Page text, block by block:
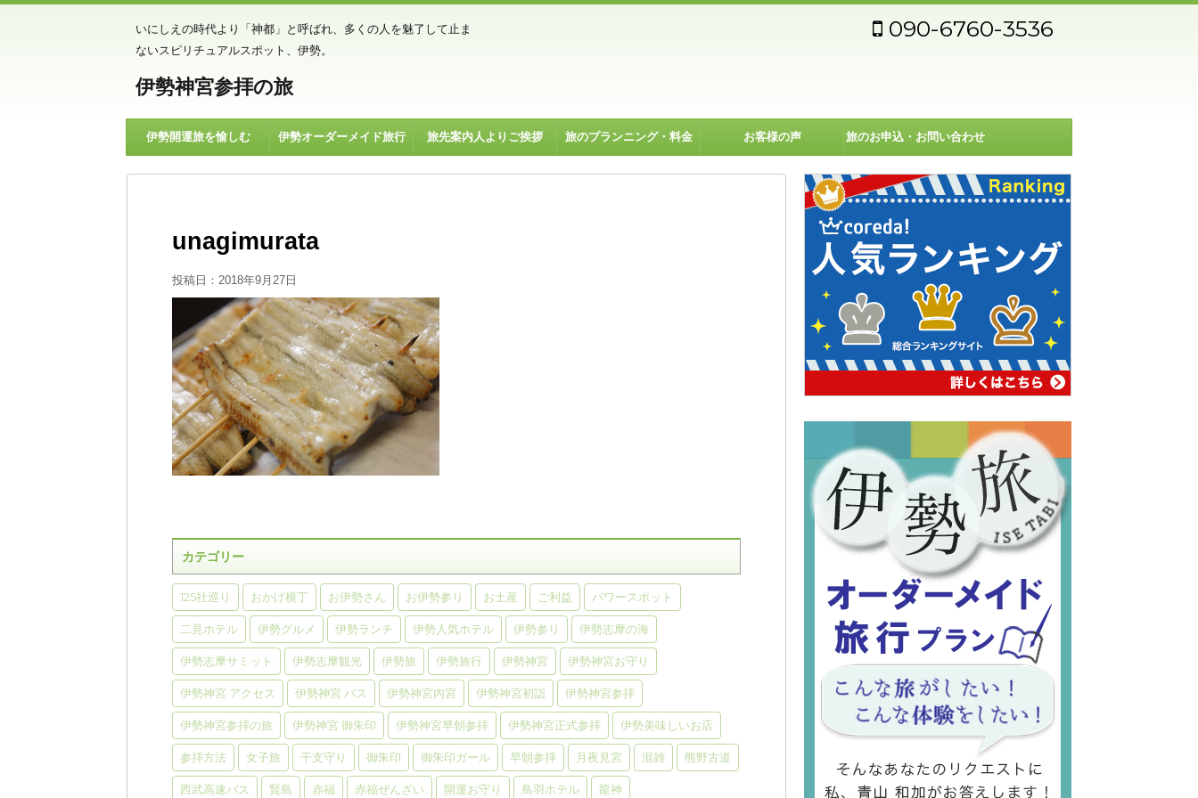
いにしえの時代より「神都」と呼ばれ、多くの人を魅了して止ま
ないスピリチュアルスポット、伊勢。
伊勢神宮参拝の旅
090-6760-3536
伊勢開運旅を愉しむ 伊勢オーダーメイド旅行 旅先案内人よりご挨拶 旅のプランニング・料金 お客様の声 旅のお申込・お問い合わせ
unagimurata
投稿日： 2018年9月27日
カテゴリー
125社巡り おかげ横丁 お伊勢さん お伊勢参り お土産 ご利益 パワースポット
二見ホテル 伊勢グルメ 伊勢ランチ 伊勢人気ホテル 伊勢参り 伊勢志摩の海
伊勢志摩サミット 伊勢志摩観光 伊勢旅 伊勢旅行 伊勢神宮 伊勢神宮お守り
伊勢神宮 アクセス 伊勢神宮 バス 伊勢神宮内宮 伊勢神宮初詣 伊勢神宮参拝
伊勢神宮参拝の旅 伊勢神宮 御朱印 伊勢神宮早朝参拝 伊勢神宮正式参拝 伊勢美味しいお店
参拝方法 女子旅 干支守り 御朱印 御朱印ガール 早朝参拝 月夜見宮 混雑 熊野古道
西武高速バス 賢島 赤福 赤福ぜんざい 開運お守り 鳥羽ホテル 龍神